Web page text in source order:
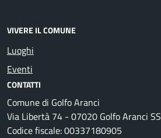
VIVERE IL COMUNE
Luoghi
Eventi
CONTATTI
Comune di Golfo Aranci
Via Libertà 74 - 07020 Golfo Aranci SS
Codice fiscale: 00337180905